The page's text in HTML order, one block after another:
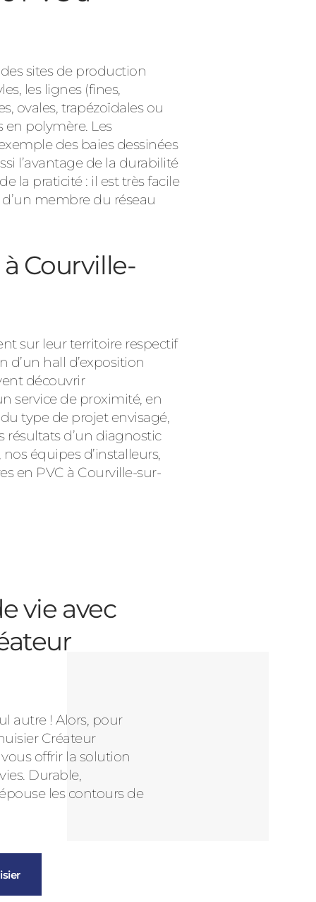
sites de production
les lignes (fines,
ovales, trapézoïdales ou
polymère. Les
des baies dessinées
l’avantage de la durabilité
la praticité : il est très facile
membre du réseau
Courville-
sur leur territoire respectif
d’un hall d’exposition
découvrir
service de proximité, en
type de projet envisagé,
résultats d’un diagnostic
équipes d’installeurs,
en PVC à Courville-sur-
vie avec
autre ! Alors, pour
Créateur
offrir la solution
Durable,
les contours de